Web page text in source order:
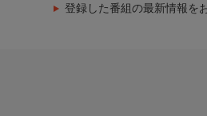
登録した番組の最新情報を